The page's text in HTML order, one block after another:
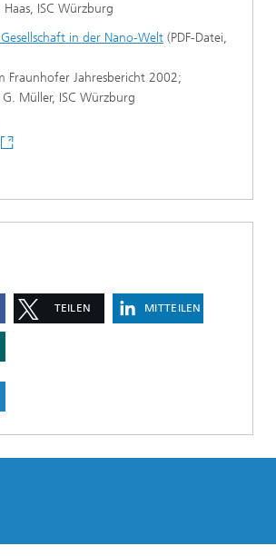
ISC Würzburg
in der Nano-Welt (PDF-Datei,
Fraunhofer Jahresbericht 2002;
Müller, ISC Würzburg
TEILEN MITTEILEN